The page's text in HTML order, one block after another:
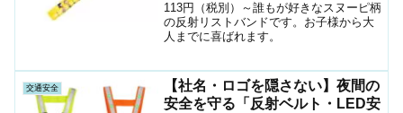
113円（税別）～誰もが好きなスヌーピ柄
の反射リストバンドです。お子様から大
人までに喜ばれます。
交通安全
【社名・ロゴを隠さない】夜間の
安全を守る「反射ベルト・LED安